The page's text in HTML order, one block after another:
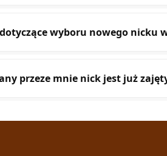
wyboru nowego nicku
przeze mnie nick jest już